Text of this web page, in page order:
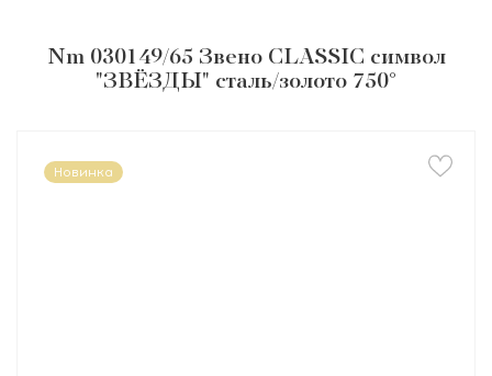
Nm 030149/65 Звено CLASSIC символ
"ЗВЁЗДЫ" сталь/золото 750°
Новинка